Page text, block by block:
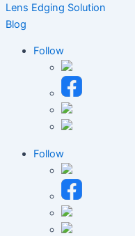
Lens Edging Solution
Blog
Follow
Follow